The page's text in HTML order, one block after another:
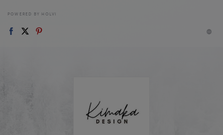
POWERED BY HOLVI